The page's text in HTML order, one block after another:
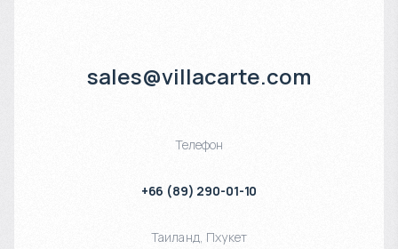
sales@villacarte.com
Телефон
+66 (89) 290-01-10
Таиланд, Пхукет